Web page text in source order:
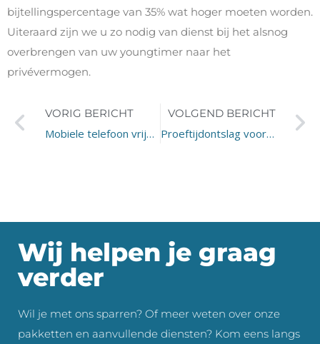
bijtellingspercentage van 35% wat hoger moeten worden.
Uiteraard zijn we u zo nodig van dienst bij het alsnog
overbrengen van uw youngtimer naar het
privévermogen.
VORIG BERICHT
Mobiele telefoon vrijgesteld?
VOLGEND BERICHT
Proeftijdontslag voor aanvang dienstverband geldig?
Wij helpen je graag
verder
Wil je met ons sparren? Of meer weten over onze
pakketten en aanvullende diensten? Kom eens langs